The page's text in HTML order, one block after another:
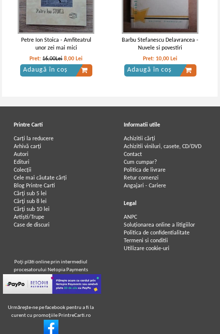
Petre Ion Stoica - Amfiteatrul
unor zei mai mici
Pret:16,00Lei 8,00 Lei
Adaugă în coș
Barbu Stefanescu Delavrancea -
Nuvele si povestiri
Pret: 10,00 Lei
Adaugă în coș
Printre Carti
Carți la reducere
Arhivă carți
Autori
Edituri
Colecții
Cele mai căutate cărți
Blog Printre Carti
Cărţi sub 5 lei
Cărţi sub 8 lei
Cărţi sub 10 lei
Artiști/Trupe
Case de discuri
Informatii utile
Achizitii cărți
Achizitii viniluri, casete, CD/DVD
Contact
Cum cumpar?
Politica de livrare
Retur comenzi
Angajari - Cariere
Legal
ANPC
Soluționarea online a litigiilor
Politica de confidentialitate
Termeni si conditii
Utilizare cookie-uri
Poţi plăti online prin intermediul
procesatorului Netopia Payments
Urmăreşte-ne pe facebook pentru a fi la
curent cu promoţiile PrintreCarti.ro